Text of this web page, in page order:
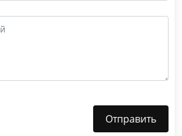
Отправить